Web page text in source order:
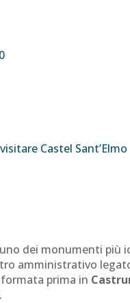
Castel Sant’Elmo
dei monumenti più
amministrativo
prima in
.